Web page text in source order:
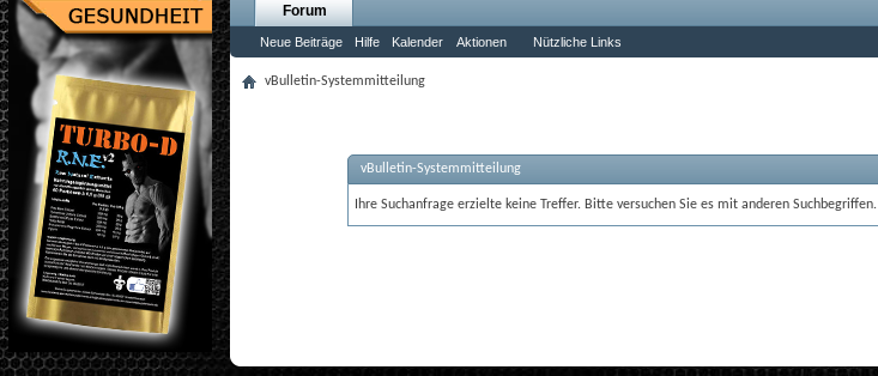
Forum
Neue Beiträge Hilfe Kalender Aktionen Nützliche Links
vBulletin-Systemmitteilung
vBulletin-Systemmitteilung
Ihre Suchanfrage erzielte keine Treffer. Bitte versuchen Sie es mit anderen Suchbegriffen.